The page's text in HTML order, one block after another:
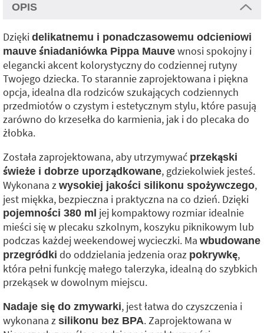
OPIS
Dzięki delikatnemu i ponadczasowemu odcieniowi
mauve śniadaniówka Pippa Mauve wnosi spokojny i
elegancki akcent kolorystyczny do codziennej rutyny
Twojego dziecka. To starannie zaprojektowana i piękna
opcja, idealna dla rodziców szukających codziennych
przedmiotów o czystym i estetycznym stylu, które pasują
zarówno do krzesełka do karmienia, jak i do plecaka do
żłobka.
Została zaprojektowana, aby utrzymywać przekąski
świeże i dobrze uporządkowane, gdziekolwiek jesteś.
Wykonana z wysokiej jakości silikonu spożywczego,
jest miękka, bezpieczna i praktyczna na co dzień. Dzięki
pojemności 380 ml jej kompaktowy rozmiar idealnie
mieści się w plecaku szkolnym, koszyku piknikowym lub
podczas każdej weekendowej wycieczki. Ma wbudowane
przegródki do oddzielania jedzenia oraz pokrywkę,
która pełni funkcję małego talerzyka, idealną do szybkich
przekąsek w dowolnym miejscu.
Nadaje się do zmywarki, jest łatwa do czyszczenia i
wykonana z silikonu bez BPA. Zaprojektowana w